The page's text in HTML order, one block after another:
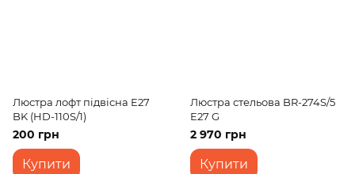
Люстра лофт підвісна E27
BK (HD-110S/1)
200 грн
Купити
Люстра стельова BR-274S/5
E27 G
2 970 грн
Купити